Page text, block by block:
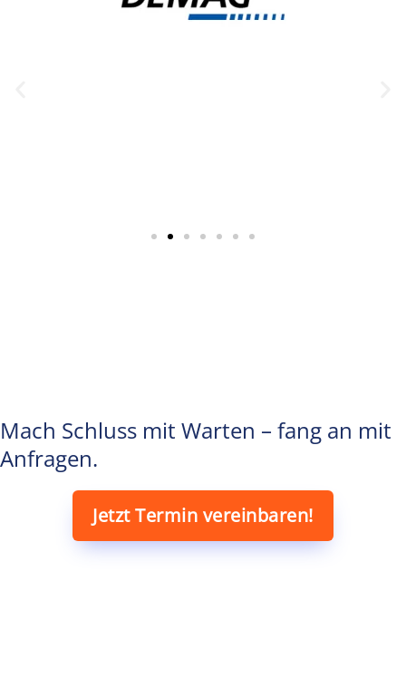
Mach Schluss mit Warten – fang an mit
Anfragen.
Jetzt Termin vereinbaren!